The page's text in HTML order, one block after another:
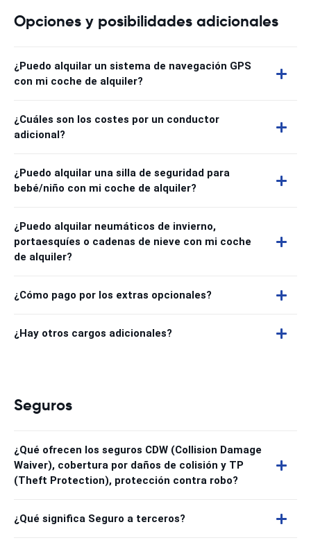
Opciones y posibilidades adicionales
¿Puedo alquilar un sistema de navegación GPS
con mi coche de alquiler?
¿Cuáles son los costes por un conductor
adicional?
¿Puedo alquilar una silla de seguridad para
bebé/niño con mi coche de alquiler?
¿Puedo alquilar neumáticos de invierno,
portaesquíes o cadenas de nieve con mi coche
de alquiler?
¿Cómo pago por los extras opcionales?
¿Hay otros cargos adicionales?
Seguros
¿Qué ofrecen los seguros CDW (Collision Damage
Waiver), cobertura por daños de colisión y TP
(Theft Protection), protección contra robo?
¿Qué significa Seguro a terceros?